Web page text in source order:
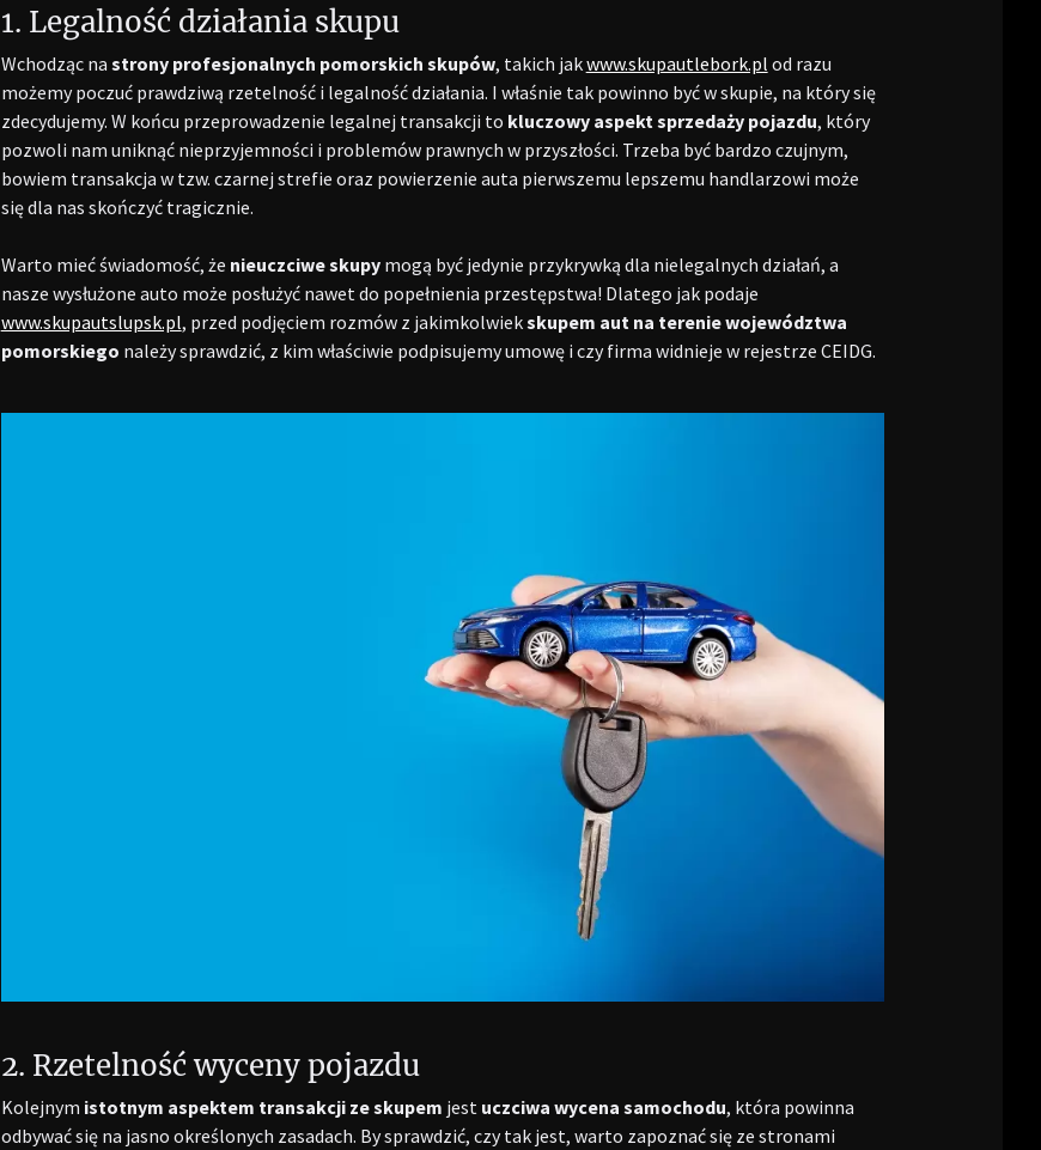
1. Legalność działania skupu
Wchodząc na strony profesjonalnych pomorskich skupów, takich jakwww.skupautlebork.pl od razu
możemy poczuć prawdziwą rzetelność i legalność działania. I właśnie tak powinno być w skupie, na który się
zdecydujemy. W końcu przeprowadzenie legalnej transakcji to kluczowy aspekt sprzedaży pojazdu, który
pozwoli nam uniknąć nieprzyjemności i problemów prawnych w przyszłości. Trzeba być bardzo czujnym,
bowiem transakcja w tzw. czarnej strefie oraz powierzenie auta pierwszemu lepszemu handlarzowi może
się dla nas skończyć tragicznie.
Warto mieć świadomość, że nieuczciwe skupy mogą być jedynie przykrywką dla nielegalnych działań, a
nasze wysłużone auto może posłużyć nawet do popełnienia przestępstwa! Dlatego jak podaje
www.skupautslupsk.pl, przed podjęciem rozmów z jakimkolwiekskupem aut na terenie województwa
pomorskiego należy sprawdzić, z kim właściwie podpisujemy umowę i czy firma widnieje w rejestrze CEIDG.
2. Rzetelność wyceny pojazdu
Kolejnym istotnym aspektem transakcji ze skupem jest uczciwa wycena samochodu, która powinna
odbywać się na jasno określonych zasadach. By sprawdzić, czy tak jest, warto zapoznać się ze stronami